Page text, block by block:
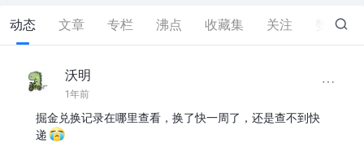
动态 文章 专栏 沸点 收藏集 关注 53
沃明
1年前
掘金兑换记录在哪里查看，换了快一周了，还是查不到快
递